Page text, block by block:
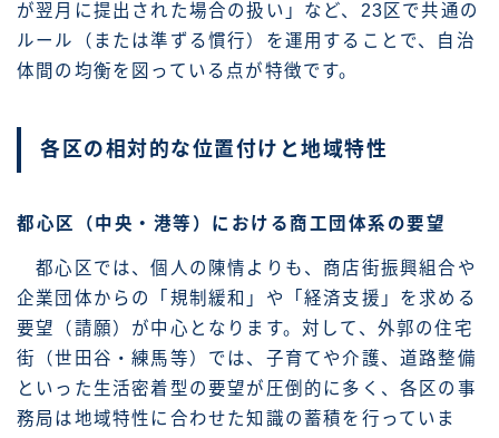
が翌月に提出された場合の扱い」など、23区で共通の
ルール（または準ずる慣行）を運用することで、自治
体間の均衡を図っている点が特徴です。
各区の相対的な位置付けと地域特性
都心区（中央・港等）における商工団体系の要望
都心区では、個人の陳情よりも、商店街振興組合や
企業団体からの「規制緩和」や「経済支援」を求める
要望（請願）が中心となります。対して、外郭の住宅
街（世田谷・練馬等）では、子育てや介護、道路整備
といった生活密着型の要望が圧倒的に多く、各区の事
務局は地域特性に合わせた知識の蓄積を行っていま